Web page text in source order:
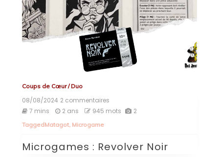
Coups de Cœur/Duo
08/08/2024 2 commentaires
Microgames
7 mins 2 ans 945 mots 2
TaggedMatagot, Microgame
Microgames : Revolver Noir